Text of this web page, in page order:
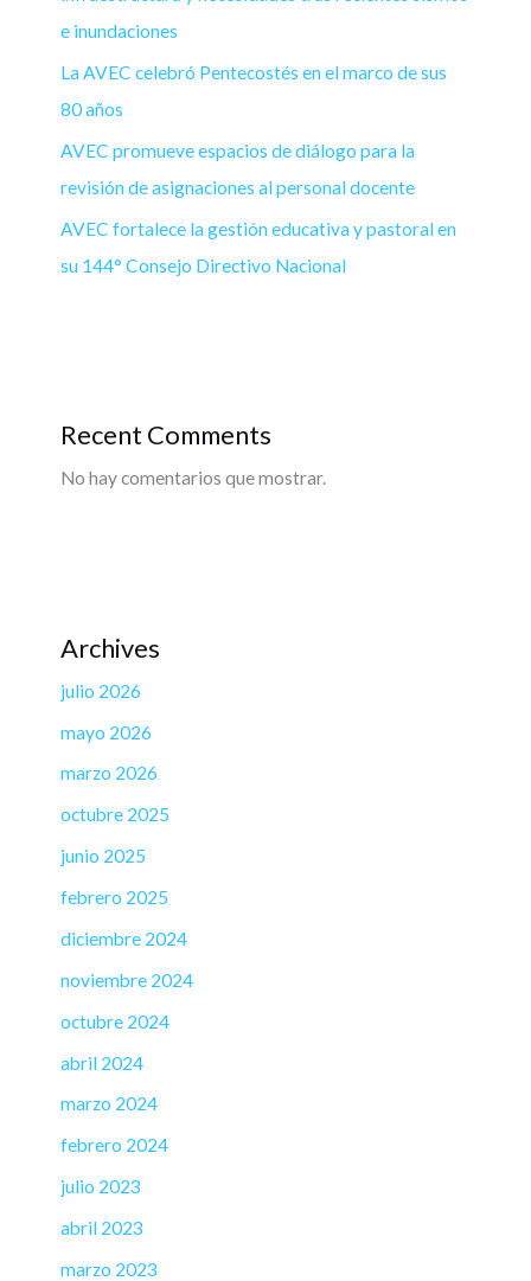
e inundaciones
La AVEC celebró Pentecostés en el marco de sus
80 años
AVEC promueve espacios de diálogo para la
revisión de asignaciones al personal docente
AVEC fortalece la gestión educativa y pastoral en
su 144° Consejo Directivo Nacional
Recent Comments
No hay comentarios que mostrar.
Archives
julio 2026
mayo 2026
marzo 2026
octubre 2025
junio 2025
febrero 2025
diciembre 2024
noviembre 2024
octubre 2024
abril 2024
marzo 2024
febrero 2024
julio 2023
abril 2023
marzo 2023